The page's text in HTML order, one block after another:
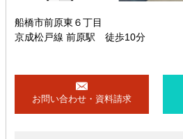
船橋市前原東６丁目
京成松戸線 前原駅 徒歩10分
お問い合わせ・資料請求